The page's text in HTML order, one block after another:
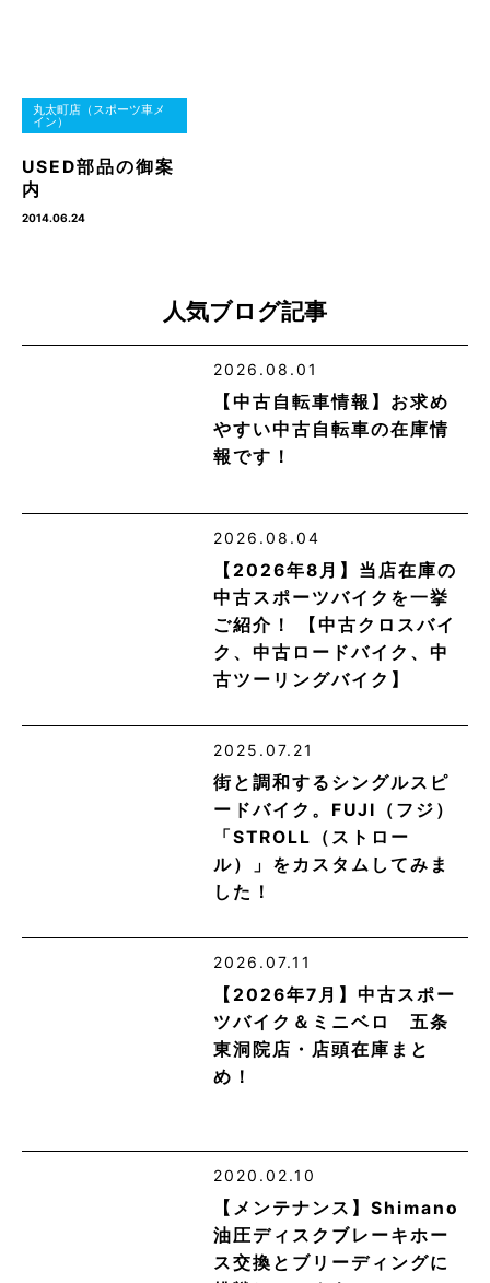
丸太町店（スポーツ車メ
イン）
USED部品の御案
内
2014.06.24
人気ブログ記事
2026.08.01
【中古自転車情報】お求め
やすい中古自転車の在庫情
報です！
2026.08.04
【2026年8月】当店在庫の
中古スポーツバイクを一挙
ご紹介！ 【中古クロスバイ
ク、中古ロードバイク、中
古ツーリングバイク】
2025.07.21
街と調和するシングルスピ
ードバイク。FUJI（フジ）
「STROLL（ストロー
ル）」をカスタムしてみま
した！
2026.07.11
【2026年7月】中古スポー
ツバイク＆ミニベロ 五条
東洞院店・店頭在庫まと
め！
2020.02.10
【メンテナンス】Shimano
油圧ディスクブレーキホー
ス交換とブリーディングに